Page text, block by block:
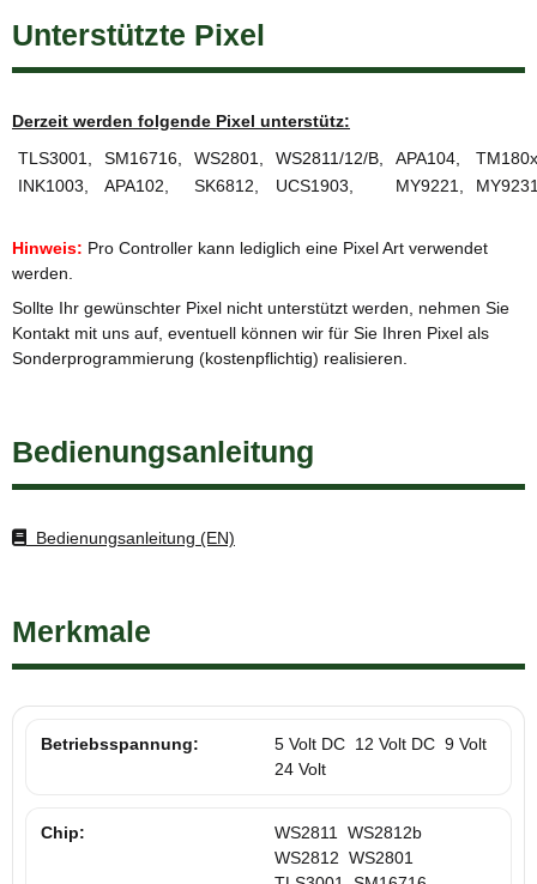
Unterstützte Pixel
Derzeit werden folgende Pixel unterstütz:
TLS3001,
SM16716, WS2801, WS2811/12/B, APA104,
INK1003,
APA102, SK6812, UCS1903, MY9221,
Hinweis: Pro Controller kann lediglich eine Pixel Art verwendet
werden.
Sollte Ihr gewünschter Pixel nicht unterstützt werden, nehmen Sie
Kontakt mit uns auf, eventuell können wir für Sie Ihren Pixel als
Sonderprogrammierung (kostenpflichtig) realisieren.
Bedienungsanleitung
Bedienungsanleitung (EN)
Merkmale
Betriebsspannung: 5 Volt DC 12 Volt DC 9 Volt
24 Volt
Chip: WS2811 WS2812b
WS2812 WS2801